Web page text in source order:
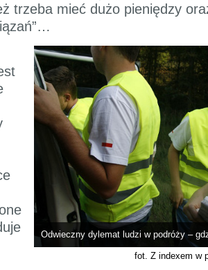
trzeba mieć dużo pieniędzy
Odwieczny dylemat ludzi w podróży –
fot. Z indexem w